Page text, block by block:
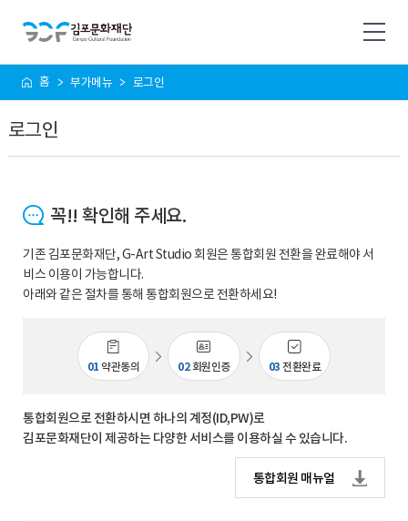
사
이
맵
홈 부가메뉴 로그인
로그인
꼭!! 확인해 주세요.
기존 김포문화재단, G-Art Studio 회원은 통합회원 전환을 완료해야 서
비스 이용이 가능합니다.
아래와 같은 절차를 통해 통합회원으로 전환하세요!
01 약관동의 02회원인증 03 전환완료
통합회원으로 전환하시면 하나의 계정(ID,PW)로
김포문화재단이 제공하는 다양한 서비스를 이용하실 수 있습니다.
통합회원 매뉴얼